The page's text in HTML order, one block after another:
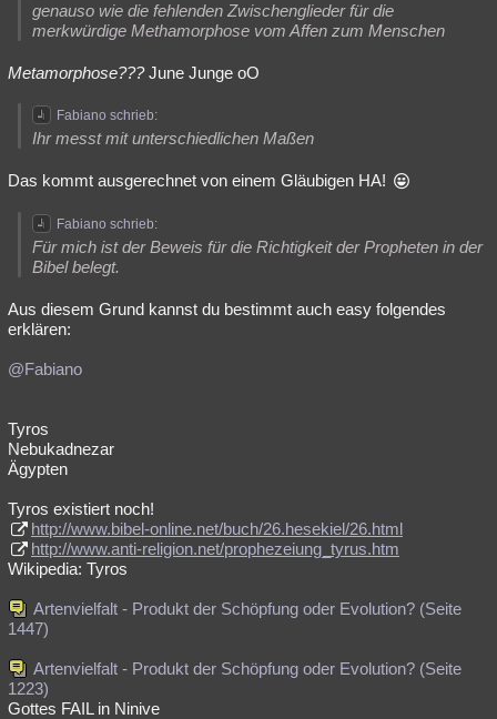
genauso wie die fehlenden Zwischenglieder für die
merkwürdige Methamorphose vom Affen zum Menschen
Metamorphose???June Junge oO
Fabiano schrieb:
Ihr messt mit unterschiedlichen Maßen
Das kommt ausgerechnet von einem Gläubigen HA!
Fabiano schrieb:
Für mich ist der Beweis für die Richtigkeit der Propheten in der
Bibel belegt.
Aus diesem Grund kannst du bestimmt auch easy folgendes
erklären:
@Fabiano
Tyros
Nebukadnezar
Ägypten
Tyros existiert noch!
http://www.bibel-online.net/buch/26.hesekiel/26.html
http://www.anti-religion.net/prophezeiung_tyrus.htm
Wikipedia: Tyros
Artenvielfalt - Produkt der Schöpfung oder Evolution? (Seite
1447)
Artenvielfalt - Produkt der Schöpfung oder Evolution? (Seite
1223)
Gottes FAIL in Ninive